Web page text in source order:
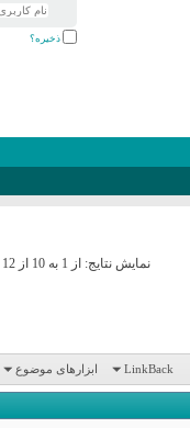
ذخیره؟
نمایش نتایج: از 1 به 10 از 12
LinkBack ابزارهای موضوع